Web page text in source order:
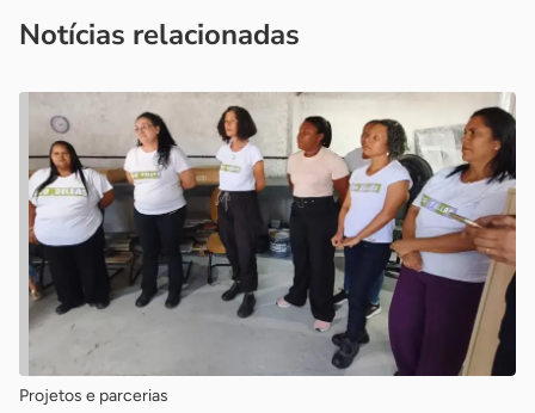
Notícias relacionadas
Projetos e parcerias